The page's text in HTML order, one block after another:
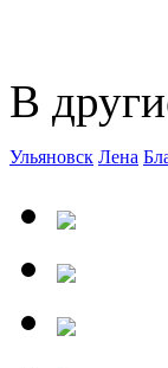
В
Ульяновск Лена